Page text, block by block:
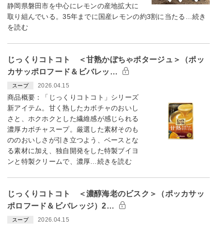
静岡県磐田市を中心にレモンの産地拡大に
取り組んでいる。35年までに国産レモンの約3割に当たる…続き
を読む
じっくりコトコト ＜甘熟かぼちゃポタージュ＞（ポッ
カサッポロフード＆ビバレッ…
スープ 2026.04.15
商品概要：「じっくりコトコト」シリーズ
新アイテム。甘く熟したカボチャのおいし
さと、ホクホクとした繊維感が感じられる
濃厚カボチャスープ。厳選した素材そのも
ののおいしさが引き立つよう、ベースとな
る素材に加え、独自開発をした特製ブイヨ
ンと特製クリームで、濃厚…続きを読む
じっくりコトコト ＜濃醇海老のビスク＞（ポッカサッ
ポロフード＆ビバレッジ）2…
スープ 2026.04.15